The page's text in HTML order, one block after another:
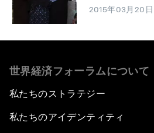
2015年03月20日
世界経済フォーラムについて
私たちのストラテジー
私たちのアイデンティティ